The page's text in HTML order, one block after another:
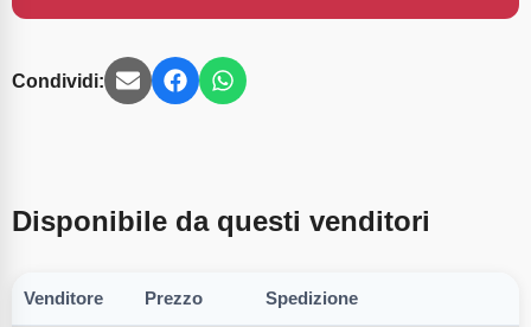
Condividi:
Disponibile da questi venditori
Venditore Prezzo Spedizione